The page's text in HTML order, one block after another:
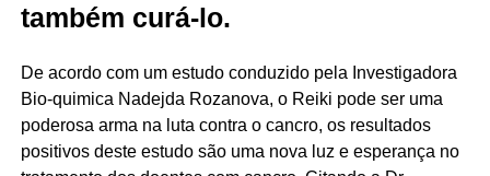
também curá-lo.
De acordo com um estudo conduzido pela Investigadora
Bio-quimica Nadejda Rozanova, o Reiki pode ser uma
poderosa arma na luta contra o cancro, os resultados
positivos deste estudo são uma nova luz e esperança no